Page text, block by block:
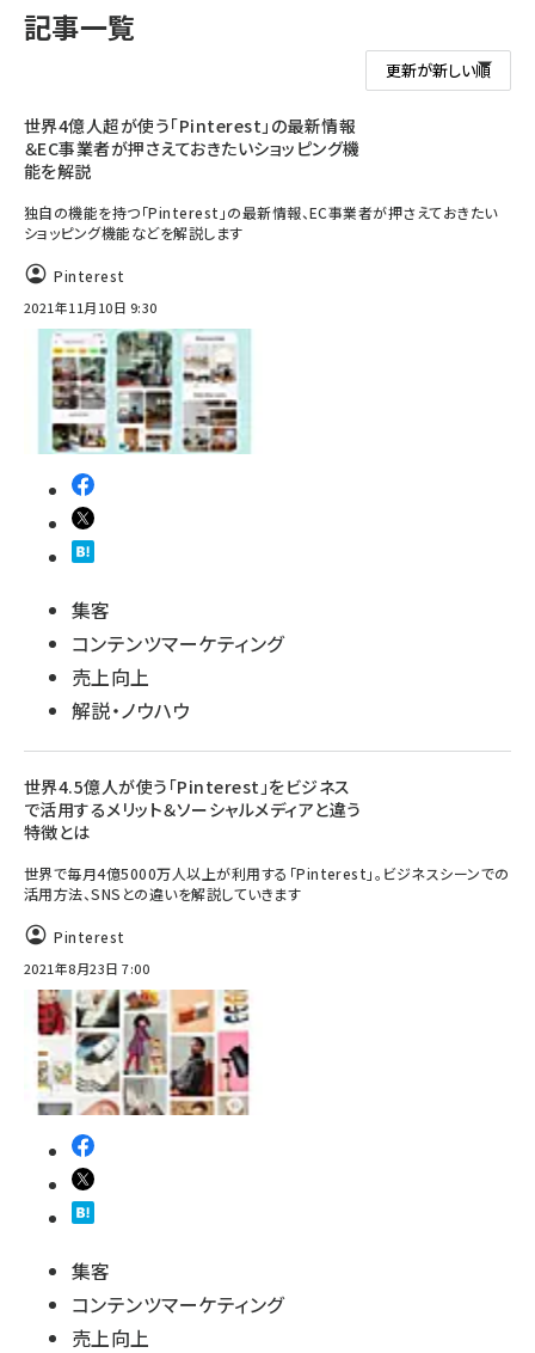
記事一覧
世界4億人超が使う「Pinterest」の最新情報
＆EC事業者が押さえておきたいショッピング機
能を解説
独自の機能を持つ「Pinterest」の最新情報、EC事業者が押さえておきたい
ショッピング機能などを解説します
Pinterest
2021年11月10日 9:30
集客
コンテンツマーケティング
売上向上
解説・ノウハウ
世界4.5億人が使う「Pinterest」をビジネス
で活用するメリット＆ソーシャルメディアと違う
特徴とは
世界で毎月4億5000万人以上が利用する「Pinterest」。ビジネスシーンでの
活用方法、SNSとの違いを解説していきます
Pinterest
2021年8月23日 7:00
集客
コンテンツマーケティング
売上向上
参加登録はこちら↑